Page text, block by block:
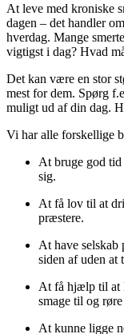
At leve med kroniske
dagen – det handler
hverdag. Mange
vigtigst i dag? Hvad
Det kan være en stor
mest for dem. Spørg
muligt ud af din dag.
Vi har alle forskellige
At bruge god tid
sig.
At få lov til at
præstere.
At have selskab
siden af uden at
At få hjælp til at
smage til og
At kunne ligge